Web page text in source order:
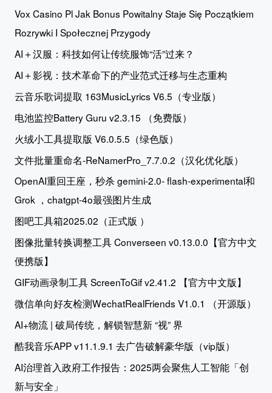
Vox Casino Pl Jak Bonus Powitalny Staje Się Początkiem
Rozrywki I Społecznej Przygody
AI＋汉服：科技如何让传统服饰“活”过来？
AI＋影视：技术革命下的产业范式迁移与生态重构
云音乐歌词提取 163MusicLyrics V6.5（专业版）
电池监控Battery Guru v2.3.15 （免费版）
火绒小工具提取版 V6.0.5.5（绿色版）
文件批量重命名-ReNamerPro_7.7.0.2（汉化优化版）
OpenAI重回王座，秒杀 gemini-2.0- flash-experimental和
Grok ，chatgpt-4o最强图片生成
图吧工具箱2025.02（正式版 ）
图像批量转换调整工具 Converseen v0.13.0.0【官方中文
便携版】
GIF动画录制工具 ScreenToGif v2.41.2 【官方中文版】
微信单向好友检测WechatRealFriends V1.0.1 （开源版）
AI+物流 | 破局传统，解锁智慧新 “视” 界
酷我音乐APP v11.1.9.1 去广告破解豪华版（vip版）
AI治理首入政府工作报告：2025两会聚焦人工智能「创
新与安全」